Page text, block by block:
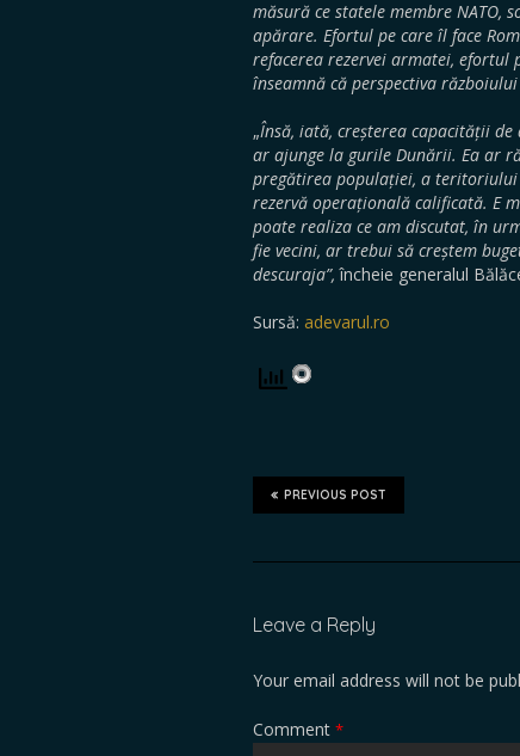
măsură ce statele membre NATO,
apărare. Efortul pe care îl face
refacerea rezervei armatei, efortul
înseamnă că perspectiva
„Însă, iată, creșterea capacității de
ar ajunge la gurile Dunării. Ea ar
pregătirea populației, a
rezervă operațională calificată. E
poate realiza ce am discutat, în
fie vecini, ar trebui să creștem
descuraja”, încheie generalul
Sursă: adevarul.ro
PREVIOUS POST
Leave a Reply
Your email address will not be
Comment *